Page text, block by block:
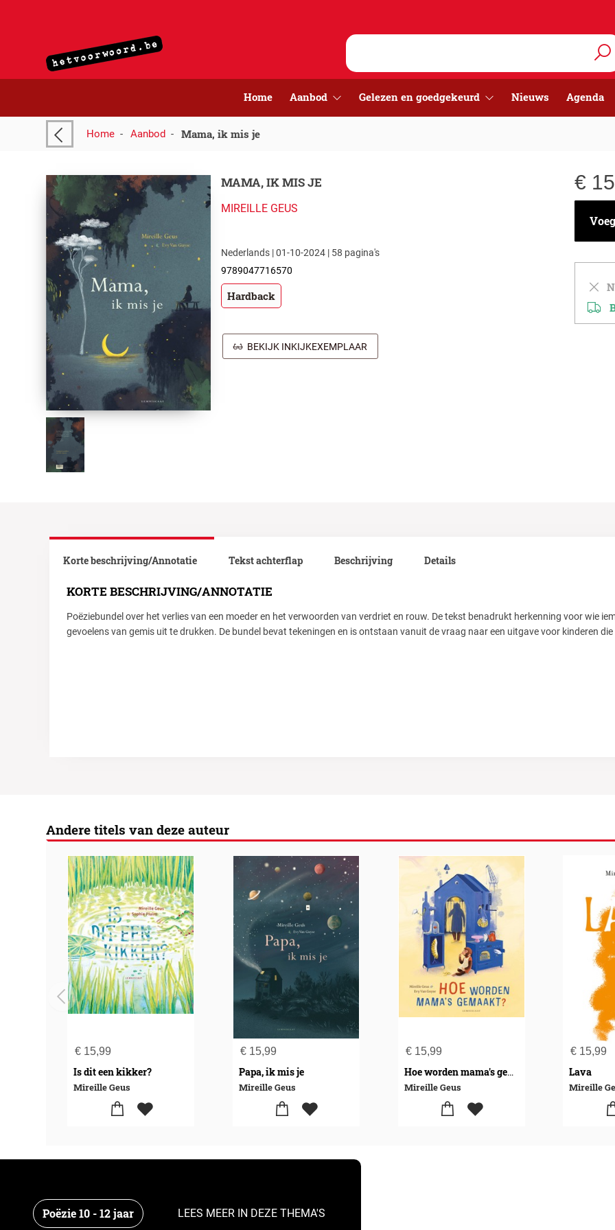
Home Aanbod Gelezen en goedgekeurd Nieuws Agenda
Home - Aanbod - Mama, ik mis je
MAMA, IK MIS JE
MIREILLE GEUS
Nederlands | 01-10-2024 | 58 pagina's
9789047716570
Hardback
BEKIJK INKIJKEXEMPLAAR
€
Korte beschrijving/Annotatie
KORTE BESCHRIJVING/ANNOTATIE
Poëziebundel over het verlies van een moeder en het verwoorden van verdriet en rouw. De tekst benadrukt herkenning voor wie
gevoelens van gemis uit te drukken. De bundel bevat tekeningen en is ontstaan vanuit de vraag naar een uitgave voor kinderen
Tekst achterflap Beschrijving Details
Andere titels van deze auteur
€ 15,99
Is dit een kikker?
Mireille Geus
€15,99
Papa, ik mis je
Mireille Geus
€15,99
Hoe worden mama's gemaakt
Mireille Geus
€ 15,99
Lava
Mireille
Poëzie 10 - 12 jaar LEES MEER IN DEZE THEMA'S